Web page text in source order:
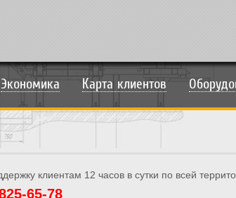
Экономика Карта клиентов
клиентам 12 часов в сутки по всей
65-78